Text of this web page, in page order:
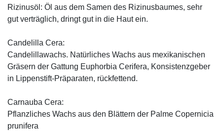
Rizinusöl: Öl aus dem Samen des Rizinusbaumes, sehr
gut verträglich, dringt gut in die Haut ein.
Candelilla Cera:
Candelillawachs. Natürliches Wachs aus mexikanischen
Gräsern der Gattung Euphorbia Cerifera, Konsistenzgeber
in Lippenstift-Präparaten, rückfettend.
Carnauba Cera:
Pflanzliches Wachs aus den Blättern der Palme Copernicia
prunifera